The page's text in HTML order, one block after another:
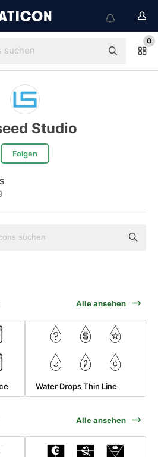
0
Studio
Folgen
Alle ansehen
Water Drops Thin Line
Alle ansehen